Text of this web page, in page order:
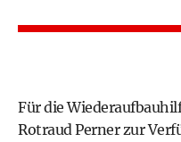
Für die
Rotraud Perner zur